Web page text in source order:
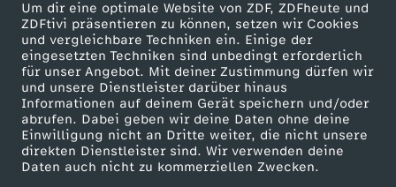
Um dir eine optimale Website von ZDF, ZDFheute und
ZDFtivi präsentieren zu können, setzen wir Cookies
und vergleichbare Techniken ein. Einige der
eingesetzten Techniken sind unbedingt erforderlich
für unser Angebot. Mit deiner Zustimmung dürfen wir
und unsere Dienstleister darüber hinaus
Informationen auf deinem Gerät speichern und/oder
abrufen. Dabei geben wir deine Daten ohne deine
Einwilligung nicht an Dritte weiter, die nicht unsere
direkten Dienstleister sind. Wir verwenden deine
Daten auch nicht zu kommerziellen Zwecken.
Mehr ZDF
ZDF-Apps
Smart TV
ZDFtext
Service
ZDFmitreden
Kontakt zum ZDF
Tickets